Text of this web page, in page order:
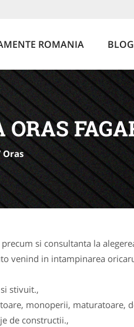
ROMANIA BLOG
Oras
si consultanta la
venind in intampinarea
stivuit.,
monoperii, maturatoare,
de constructii.,